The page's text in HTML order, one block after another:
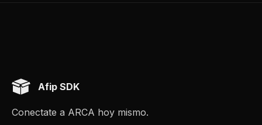
Afip SDK
Conectate a ARCA hoy mismo.